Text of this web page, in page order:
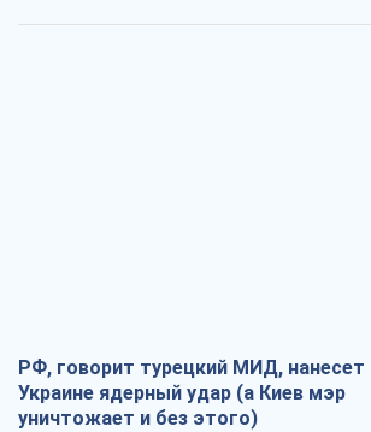
РФ, говорит турецкий МИД, нанесет
Украине ядерный удар (а Киев мэр
уничтожает и без этого)